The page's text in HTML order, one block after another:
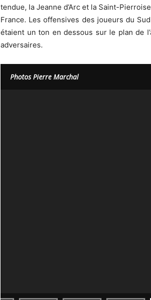
tendue, la Jeanne d’Arc et la Saint-
France. Les offensives des joueurs du
étaient un ton en dessous sur le plan de
adversaires.
Photos Pierre Marchal